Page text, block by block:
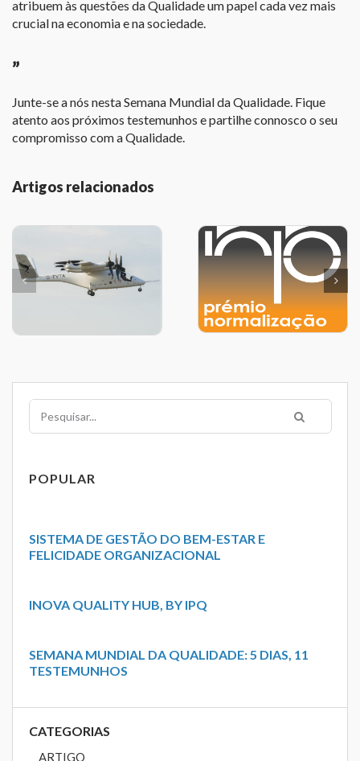
atribuem às questões da Qualidade um papel cada vez mais
crucial na economia e na sociedade.
”
Junte-se a nós nesta Semana Mundial da Qualidade. Fique
atento aos próximos testemunhos e partilhe connosco o seu
compromisso com a Qualidade.
Artigos relacionados
Pesquisar
POPULAR
SISTEMA DE GESTÃO DO BEM-ESTAR E
FELICIDADE ORGANIZACIONAL
INOVA QUALITY HUB, BY IPQ
SEMANA MUNDIAL DA QUALIDADE: 5 DIAS, 11
TESTEMUNHOS
CATEGORIAS
ARTIGO